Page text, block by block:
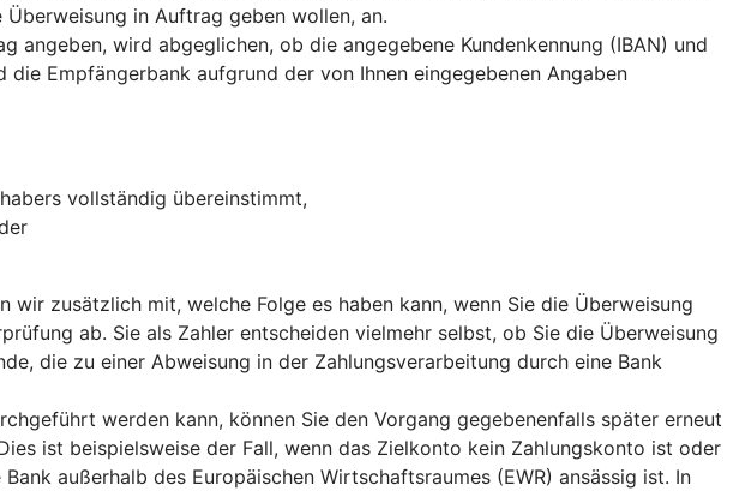
in Auftrag geben wollen, an.
angeben, wird abgeglichen, ob die angegebene Kundenkennung (IBAN) und
Empfängerbank aufgrund der von Ihnen eingegebenen Angaben
vollständig übereinstimmt,
zusätzlich mit, welche Folge es haben kann, wenn Sie die Überweisung
ab. Sie als Zahler entscheiden vielmehr selbst, ob Sie die Überweisung
die zu einer Abweisung in der Zahlungsverarbeitung durch eine Bank
werden kann, können Sie den Vorgang gegebenenfalls später erneut
ist beispielsweise der Fall, wenn das Zielkonto kein Zahlungskonto ist oder
außerhalb des Europäischen Wirtschaftsraumes (EWR) ansässig ist. In